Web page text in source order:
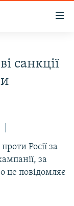
санкції
Росії за
за
це повідомляє